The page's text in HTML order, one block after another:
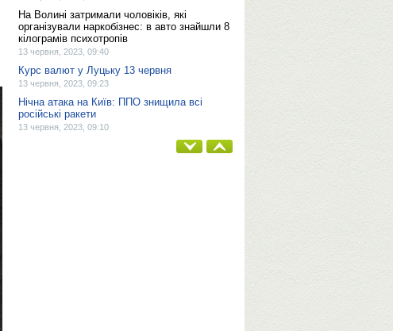
На Волині затримали чоловіків, які
організували наркобізнес: в авто знайшли 8
кілограмів психотропів
13 червня, 2023, 09:40
Курс валют у Луцьку 13 червня
13 червня, 2023, 09:23
Нічна атака на Київ: ППО знищила всі
російські ракети
13 червня, 2023, 09:10